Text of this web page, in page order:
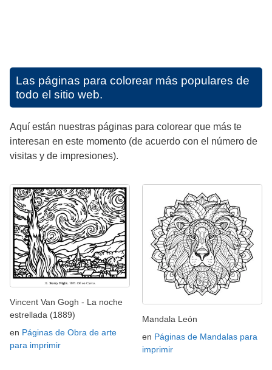
Las páginas para colorear más populares de
todo el sitio web.
Aquí están nuestras páginas para colorear que más te
interesan en este momento (de acuerdo con el número de
visitas y de impresiones).
Vincent Van Gogh - La noche
estrellada (1889)
en Páginas de Obra de arte
para imprimir
Mandala León
en Páginas de Mandalas para
imprimir